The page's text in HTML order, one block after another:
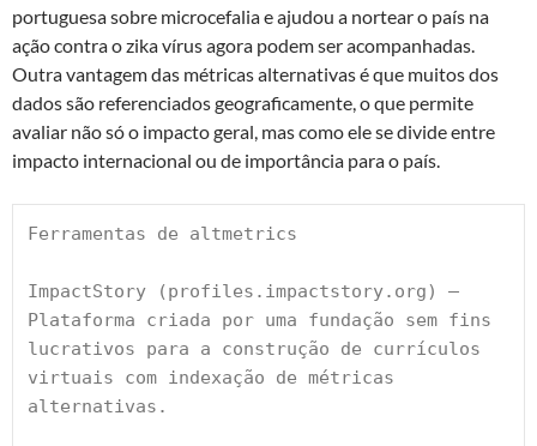
portuguesa sobre microcefalia e ajudou a nortear o país na
ação contra o zika vírus agora podem ser acompanhadas.
Outra vantagem das métricas alternativas é que muitos dos
dados são referenciados geograficamente, o que permite
avaliar não só o impacto geral, mas como ele se divide entre
impacto internacional ou de importância para o país.
Ferramentas de altmetrics
ImpactStory
(profiles.impactstory.org) –
Plataforma criada por uma fundação sem fins
lucrativos para a construção de currículos
virtuais com indexação de métricas
alternativas.